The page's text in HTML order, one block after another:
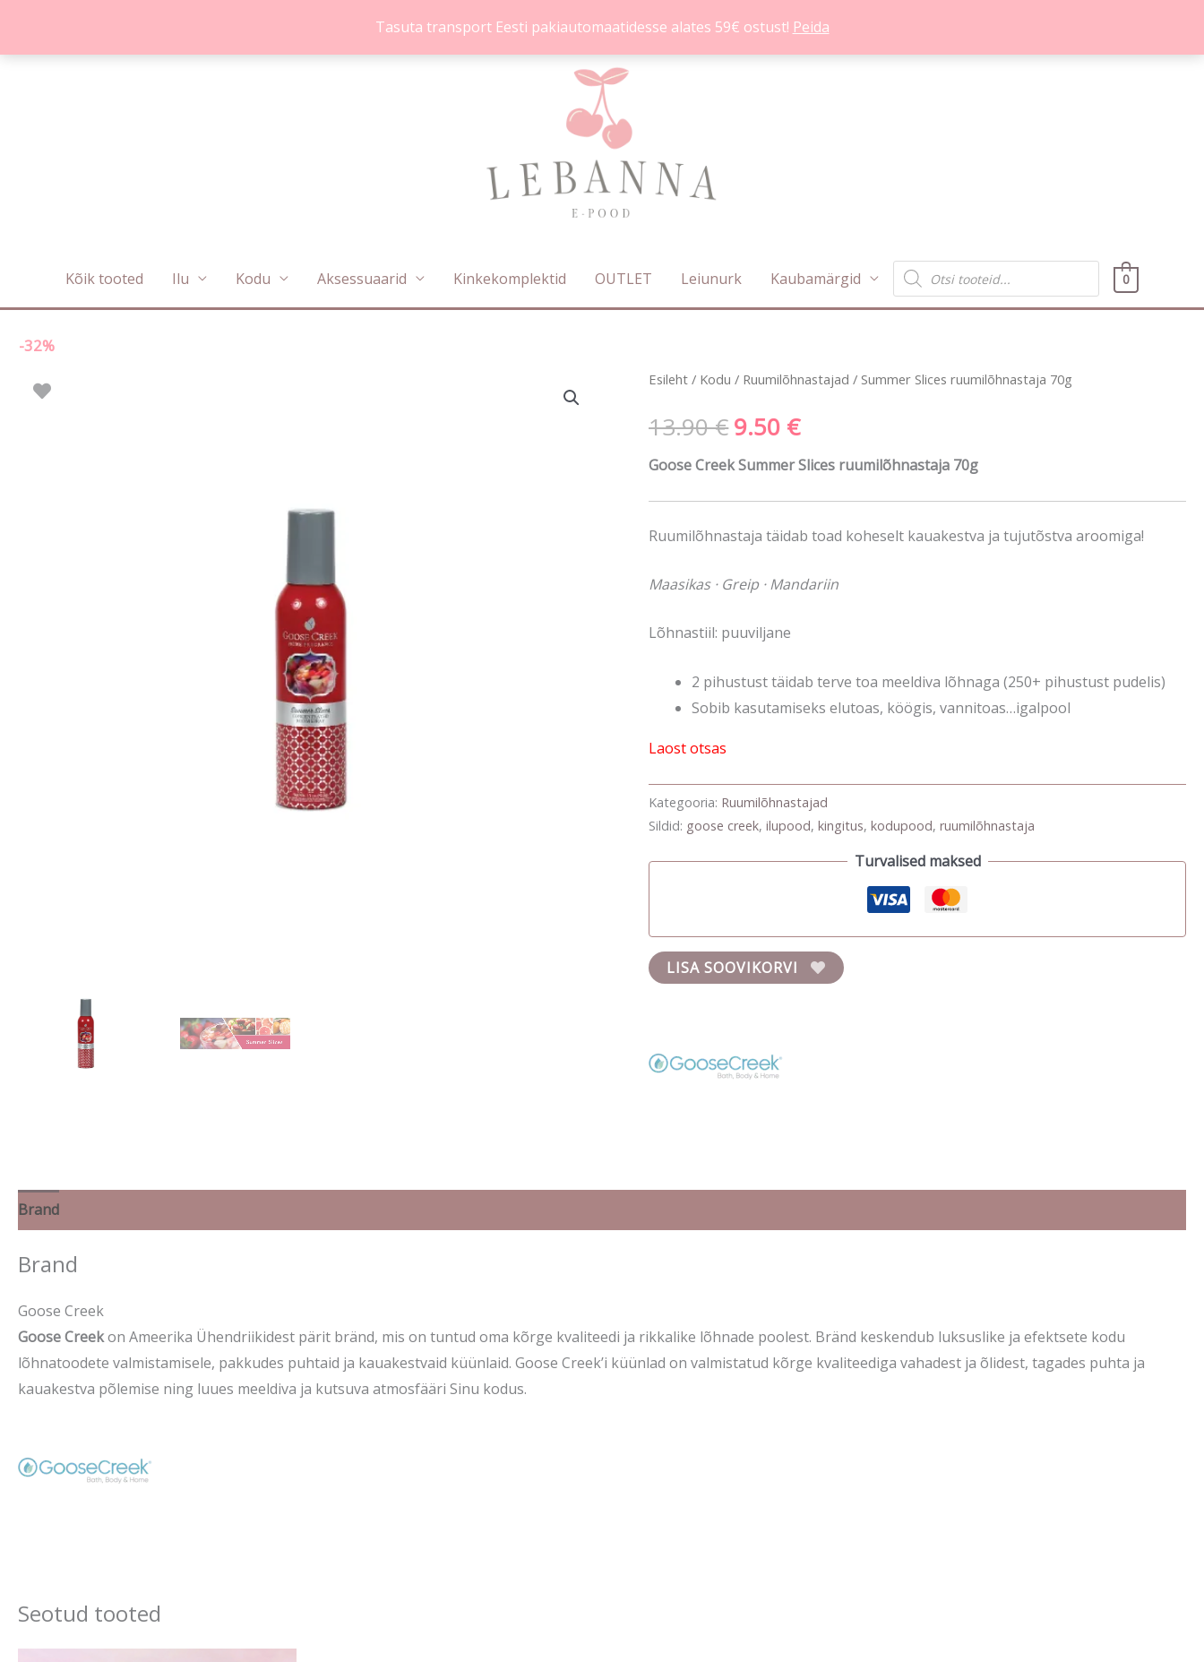
Tasuta transport Eesti pakiautomaatidesse alates 59€ ostust! Peida
Kõik tooted Ilu Kodu Aksessuaarid Kinkekomplektid OUTLET Leiunurk Kaubamärgid
Products
search 0
-32%
Esileht / Kodu / Ruumilõhnastajad / Summer Slices ruumilõhnastaja 70g
13.90€
Algne
hind
oli:
13.90 €.
9.50 €
Praegune
hind
on:
9.50 €.
Goose Creek Summer Slices ruumilõhnastaja 70g
Ruumilõhnastaja täidab toad koheselt kauakestva ja tujutõstva aroomiga!
Maasikas · Greip · Mandariin
Lõhnastiil: puuviljane
2 pihustust täidab terve toa meeldiva lõhnaga (250+ pihustust pudelis)
Sobib kasutamiseks elutoas, köögis, vannitoas…igalpool
Laost otsas
Kategooria: Ruumilõhnastajad
Sildid: goose creek,ilupood,kingitus,kodupood,ruumilõhnastaja
Turvalised maksed
LISA SOOVIKORVI
Brand
Brand
Goose Creek
Goose Creekon Ameerika Ühendriikidest pärit bränd, mis on tuntud oma kõrge kvaliteedi ja rikkalike lõhnade poolest. Bränd keskendub luksuslike ja efektsete kodu
lõhnatoodete valmistamisele, pakkudes puhtaid ja kauakestvaid küünlaid. Goose Creek’i küünlad on valmistatud kõrge kvaliteediga vahadest ja õlidest, tagades puhta ja
kauakestva põlemise ning luues meeldiva ja kutsuva atmosfääri Sinu kodus.
Seotud tooted